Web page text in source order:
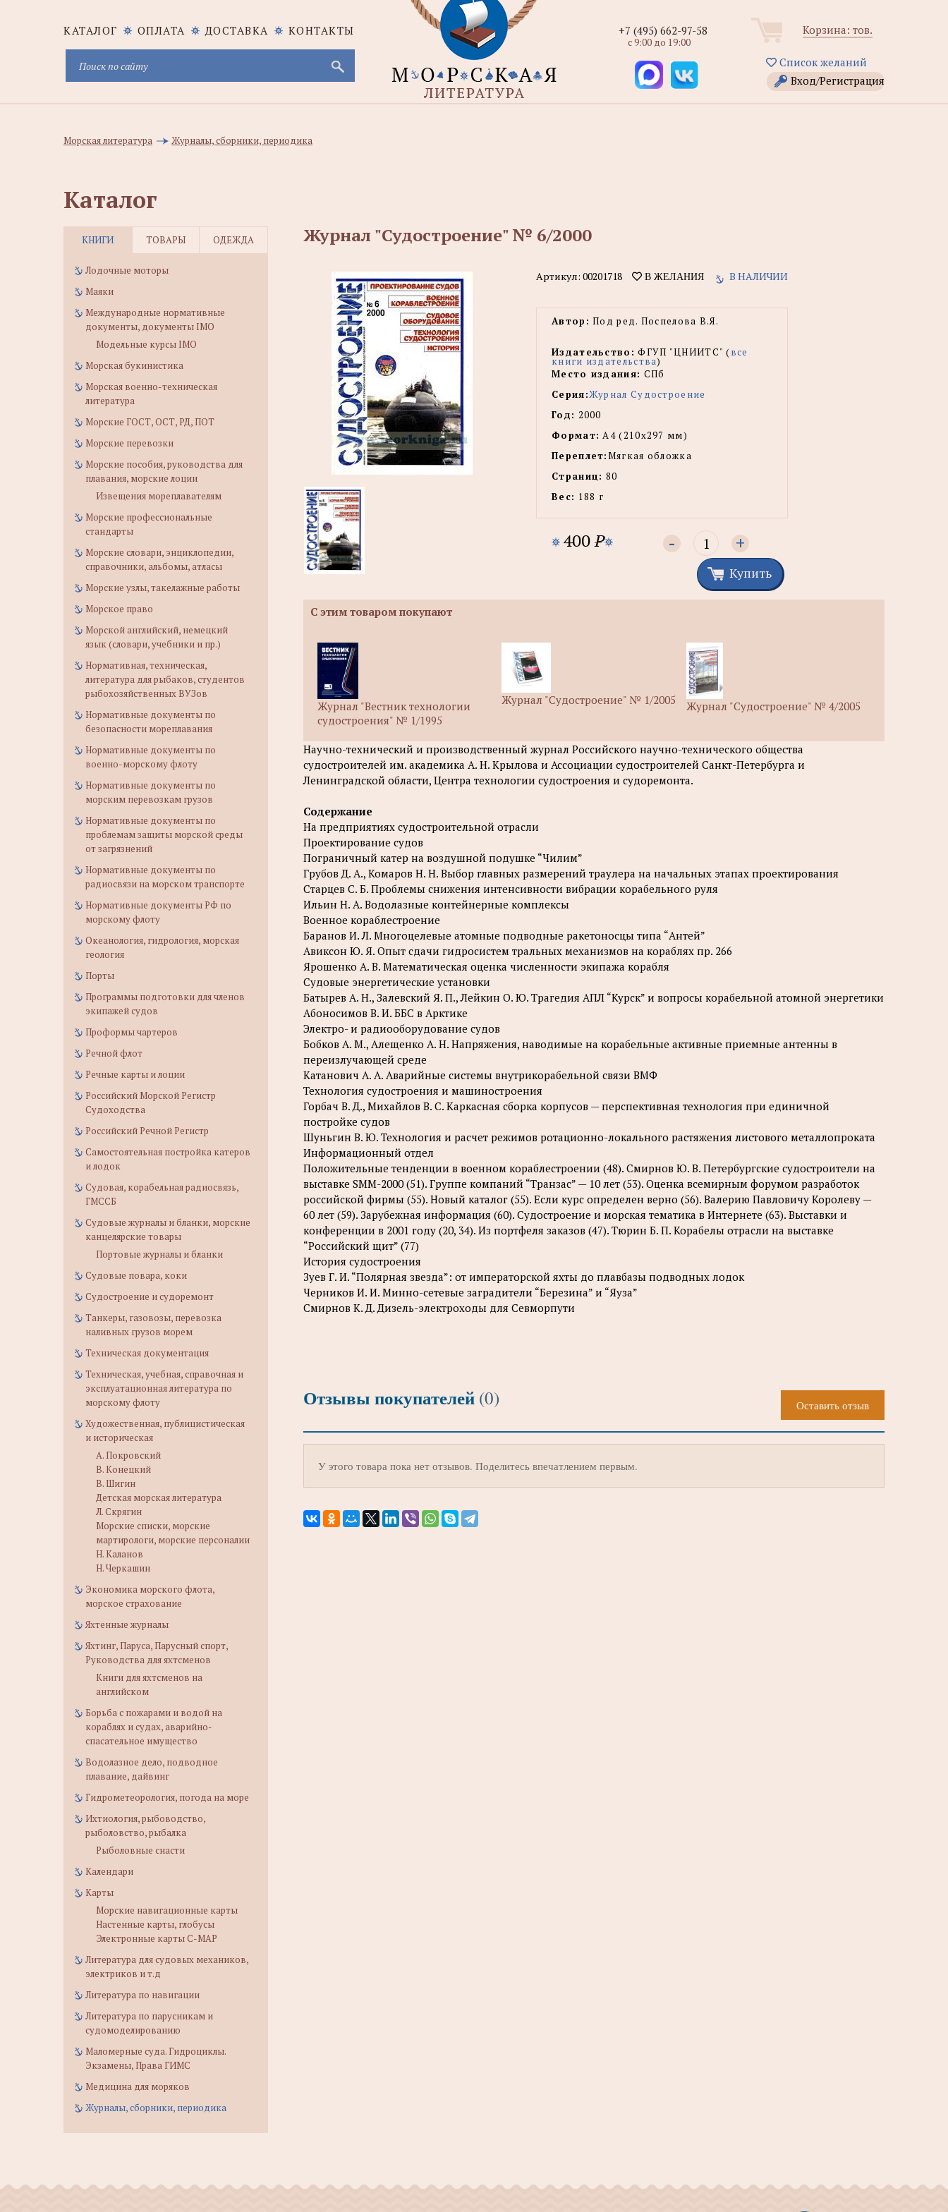
КАТАЛОГ ОПЛАТА ДОСТАВКА КОНТАКТЫ Корзина: тов.
Список желаний
Вход/Регистрация
+7 (495) 662-97-58
с 9:00 до 19:00
Морская литература Журналы, сборники, периодика
Каталог
КНИГИ ТОВАРЫ ОДЕЖДА
Лодочные моторы
Маяки
Международные нормативные
документы, документы IMO
Модельные курсы IMO
Морская букинистика
Морская военно-техническая
литература
Морские ГОСТ, ОСТ, РД, ПОТ
Морские перевозки
Морские пособия, руководства для
плавания, морские лоции
Извещения мореплавателям
Морские профессиональные
стандарты
Морские словари, энциклопедии,
справочники, альбомы, атласы
Морские узлы, такелажные работы
Морское право
Морской английский, немецкий
язык (словари, учебники и пр.)
Нормативная, техническая,
литература для рыбаков, студентов
рыбохозяйственных ВУЗов
Нормативные документы по
безопасности мореплавания
Нормативные документы по
военно-морскому флоту
Нормативные документы по
морским перевозкам грузов
Нормативные документы по
проблемам защиты морской среды
от загрязнений
Нормативные документы по
радиосвязи на морском транспорте
Нормативные документы РФ по
морскому флоту
Океанология, гидрология, морская
геология
Порты
Программы подготовки для членов
экипажей судов
Проформы чартеров
Речной флот
Речные карты и лоции
Российский Морской Регистр
Судоходства
Российский Речной Регистр
Самостоятельная постройка катеров
и лодок
Судовая, корабельная радиосвязь,
ГМССБ
Судовые журналы и бланки, морские
канцелярские товары
Портовые журналы и бланки
Судовые повара, коки
Судостроение и судоремонт
Танкеры, газовозы, перевозка
наливных грузов морем
Техническая документация
Техническая, учебная, справочная и
эксплуатационная литература по
морскому флоту
Художественная, публицистическая
и историческая
А. Покровский
В. Конецкий
В. Шигин
Детская морская литература
Л. Скрягин
Морские списки, морские
мартирологи, морские персоналии
Н. Каланов
Н. Черкашин
Экономика морского флота,
морское страхование
Яхтенные журналы
Яхтинг, Паруса, Парусный спорт,
Руководства для яхтсменов
Книги для яхтсменов на
английском
Борьба с пожарами и водой на
кораблях и судах, аварийно-
спасательное имущество
Водолазное дело, подводное
плавание, дайвинг
Гидрометеорология, погода на море
Ихтиология, рыбоводство,
рыболовство, рыбалка
Рыболовные снасти
Календари
Карты
Морские навигационные карты
Настенные карты, глобусы
Электронные карты C-MAP
Литература для судовых механиков,
электриков и т.д
Литература по навигации
Литература по парусникам и
судомоделированию
Маломерные суда. Гидроциклы.
Экзамены, Права ГИМС
Медицина для моряков
Журналы, сборники, периодика
Журнал "Судостроение" № 6/2000
Артикул: 00201718 В ЖЕЛАНИЯ В НАЛИЧИИ
Автор: Под ред. Поспелова В.Я.
Издательство: ФГУП "ЦНИИТС" (все
книги издательства)
Место издания: СПб
Серия:Журнал Судостроение
Год: 2000
Формат: А4 (210х297 мм)
Переплет:Мягкая обложка
Страниц: 80
Вес: 188 г
400P - +
Купить
С этим товаром покупают
Журнал "Вестник технологии
судостроения" № 1/1995
Журнал "Судостроение" № 1/2005 Журнал "Судостроение" № 4/2005
Научно-технический и производственный журнал Российского научно-технического общества
судостроителей им. академика А. Н. Крылова и Ассоциации судостроителей Санкт-Петербурга и
Ленинградской области, Центра технологии судостроения и судоремонта.
Содержание
На предприятиях судостроительной отрасли
Проектирование судов
Пограничный катер на воздушной подушке “Чилим”
Грубов Д. А., Комаров Н. Н. Выбор главных размерений траулера на начальных этапах проектирования
Старцев С. Б. Проблемы снижения интенсивности вибрации корабельного руля
Ильин Н. А. Водолазные контейнерные комплексы
Военное кораблестроение
Баранов И. Л. Многоцелевые атомные подводные ракетоносцы типа “Антей”
Авиксон Ю. Я. Опыт сдачи гидросистем тральных механизмов на кораблях пр. 266
Ярошенко А. В. Математическая оценка численности экипажа корабля
Судовые энергетические установки
Батырев А. Н., Залевский Я. П., Лейкин О. Ю. Трагедия АПЛ “Курск” и вопросы корабельной атомной энергетики
Абоносимов В. И. ББС в Арктике
Электро- и радиооборудование судов
Бобков А. М., Алещенко А. Н. Напряжения, наводимые на корабельные активные приемные антенны в
переизлучающей среде
Катанович А. А. Аварийные системы внутрикорабельной связи ВМФ
Технология судостроения и машиностроения
Горбач В. Д., Михайлов В. С. Каркасная сборка корпусов — перспективная технология при единичной
постройке судов
Шуньгин В. Ю. Технология и расчет режимов ротационно-локального растяжения листового металлопроката
Информационный отдел
Положительные тенденции в военном кораблестроении (48). Смирнов Ю. В. Петербургские судостроители на
выставке SMM-2000 (51). Группе компаний “Транзас” — 10 лет (53). Оценка всемирным форумом разработок
российской фирмы (55). Новый каталог (55). Если курс определен верно (56). Валерию Павловичу Королеву —
60 лет (59). Зарубежная информация (60). Судостроение и морская тематика в Интернете (63). Выставки и
конференции в 2001 году (20, 34). Из портфеля заказов (47). Тюрин Б. П. Корабелы отрасли на выставке
“Российский щит” (77)
История судостроения
Зуев Г. И. “Полярная звезда”: от императорской яхты до плавбазы подводных лодок
Черников И. И. Минно-сетевые заградители “Березина” и “Яуза”
Смирнов К. Д. Дизель-электроходы для Севморпути
Отзывы покупателей (0) Оставить отзыв
У этого товара пока нет отзывов. Поделитесь впечатлением первым.